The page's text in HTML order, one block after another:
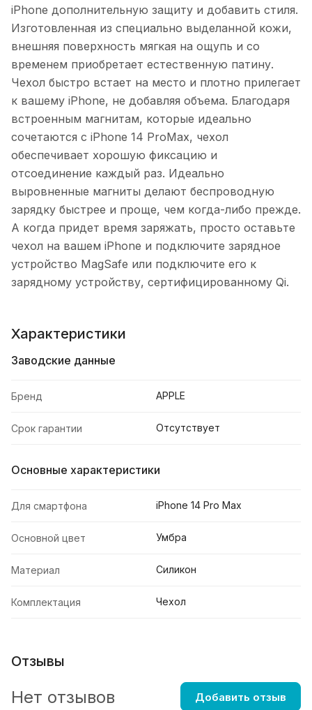
iPhone дополнительную защиту и добавить стиля.
Изготовленная из специально выделанной кожи,
внешняя поверхность мягкая на ощупь и со
временем приобретает естественную патину.
Чехол быстро встает на место и плотно прилегает
к вашему iPhone, не добавляя объема. Благодаря
встроенным магнитам, которые идеально
сочетаются с iPhone 14 ProMax, чехол
обеспечивает хорошую фиксацию и
отсоединение каждый раз. Идеально
выровненные магниты делают беспроводную
зарядку быстрее и проще, чем когда-либо прежде.
А когда придет время заряжать, просто оставьте
чехол на вашем iPhone и подключите зарядное
устройство MagSafe или подключите его к
зарядному устройству, сертифицированному Qi.
Характеристики
Заводские данные
Бренд APPLE
Срок гарантии Отсутствует
Основные характеристики
Для смартфона iPhone 14 Pro Max
Основной цвет Умбра
Материал Силикон
Комплектация Чехол
Отзывы
Нет отзывов Добавить отзыв